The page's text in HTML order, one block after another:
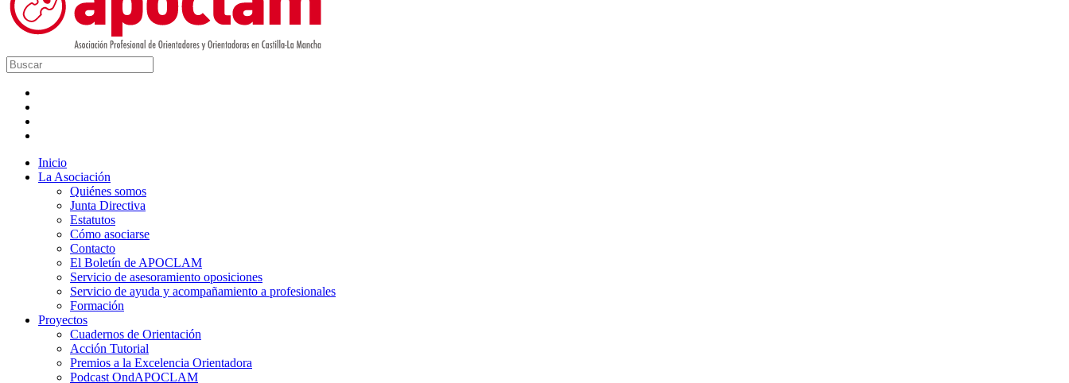
Inicio
La Asociación
Quiénes somos
Junta Directiva
Estatutos
Cómo asociarse
Contacto
El Boletín de APOCLAM
Servicio de asesoramiento oposiciones
Servicio de ayuda y acompañamiento a profesionales
Formación
Proyectos
Cuadernos de Orientación
Acción Tutorial
Premios a la Excelencia Orientadora
Podcast OndAPOCLAM